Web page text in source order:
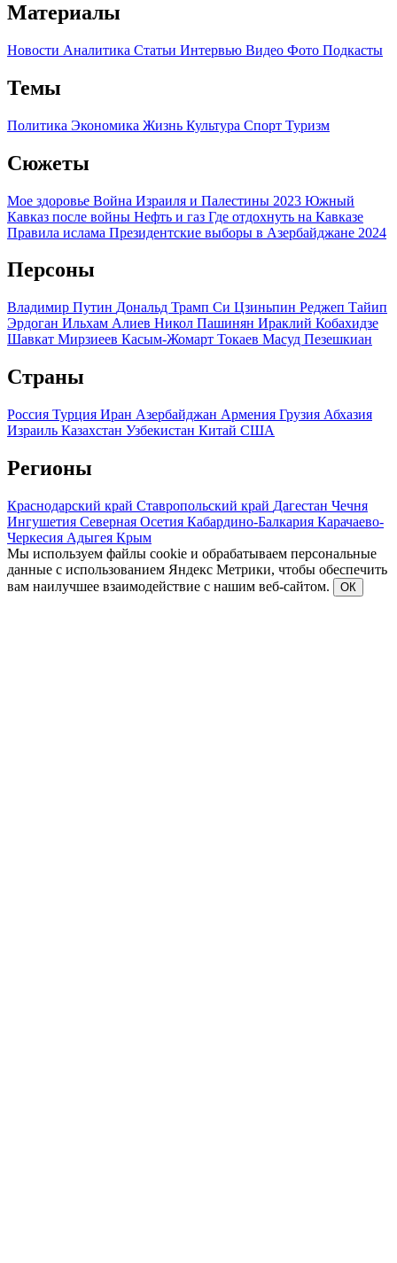
Материалы
Новости Аналитика Статьи Интервью Видео Фото Подкасты
Темы
Политика Экономика Жизнь Культура Спорт Туризм
Сюжеты
Мое здоровье Война Израиля и Палестины 2023 Южный
Кавказ после войны Нефть и газ Где отдохнуть на Кавказе
Правила ислама Президентские выборы в Азербайджане 2024
Персоны
Владимир Путин Дональд Трамп Си Цзиньпин Реджеп Тайип
Эрдоган Ильхам Алиев Никол Пашинян Ираклий Кобахидзе
Шавкат Мирзиеев Касым-Жомарт Токаев Масуд Пезешкиан
Страны
Россия Турция Иран Азербайджан Армения Грузия Абхазия
Израиль Казахстан Узбекистан Китай США
Регионы
Краснодарский край Ставропольский край Дагестан Чечня
Ингушетия Северная Осетия Кабардино-Балкария Карачаево-
Черкесия Адыгея Крым
Мы используем файлы cookie и обрабатываем персональные
данные с использованием Яндекс Метрики, чтобы обеспечить
вам наилучшее взаимодействие с нашим веб-сайтом.
ОК